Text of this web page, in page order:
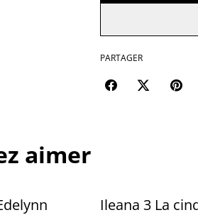
PARTAGER
aimer
Ileana 3 La